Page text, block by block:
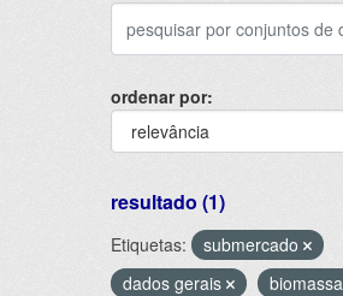
ordenar por
resultado (1)
Etiquetas:
submercado
dados gerais
biomassa